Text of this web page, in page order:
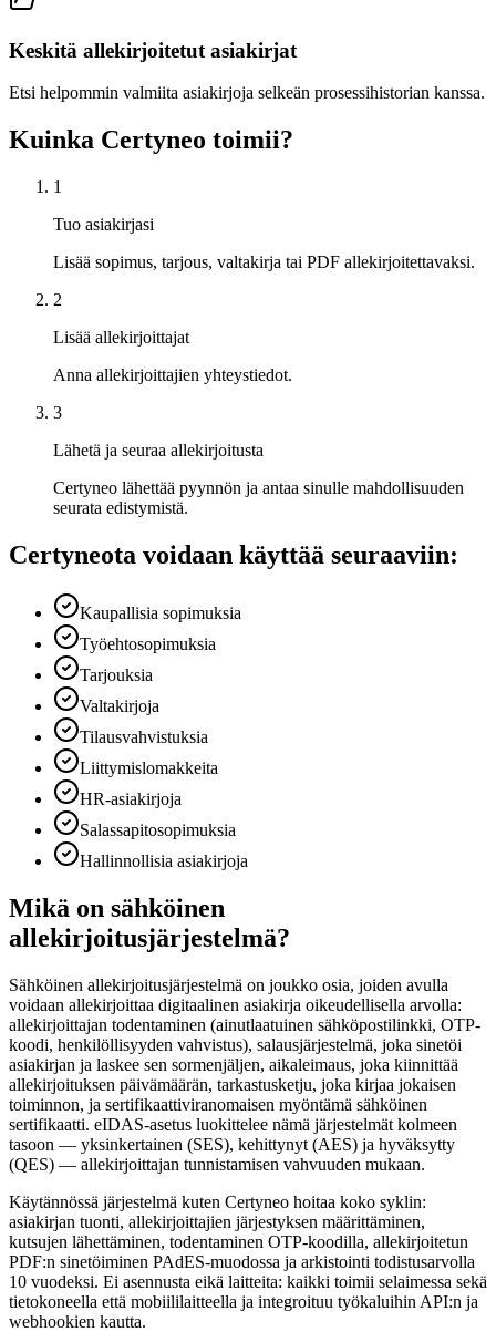
Keskitä allekirjoitetut asiakirjat
Etsi helpommin valmiita asiakirjoja selkeän prosessihistorian kanssa.
Kuinka Certyneo toimii?
1
Tuo asiakirjasi
Lisää sopimus, tarjous, valtakirja tai PDF allekirjoitettavaksi.
2
Lisää allekirjoittajat
Anna allekirjoittajien yhteystiedot.
3
Lähetä ja seuraa allekirjoitusta
Certyneo lähettää pyynnön ja antaa sinulle mahdollisuuden
seurata edistymistä.
Certyneota voidaan käyttää seuraaviin:
Kaupallisia sopimuksia
Työehtosopimuksia
Tarjouksia
Valtakirjoja
Tilausvahvistuksia
Liittymislomakkeita
HR-asiakirjoja
Salassapitosopimuksia
Hallinnollisia asiakirjoja
Mikä on sähköinen
allekirjoitusjärjestelmä?
Sähköinen allekirjoitusjärjestelmä on joukko osia, joiden avulla
voidaan allekirjoittaa digitaalinen asiakirja oikeudellisella arvolla:
allekirjoittajan todentaminen (ainutlaatuinen sähköpostilinkki, OTP-
koodi, henkilöllisyyden vahvistus), salausjärjestelmä, joka sinetöi
asiakirjan ja laskee sen sormenjäljen, aikaleimaus, joka kiinnittää
allekirjoituksen päivämäärän, tarkastusketju, joka kirjaa jokaisen
toiminnon, ja sertifikaattiviranomaisen myöntämä sähköinen
sertifikaatti. eIDAS-asetus luokittelee nämä järjestelmät kolmeen
tasoon — yksinkertainen (SES), kehittynyt (AES) ja hyväksytty
(QES) — allekirjoittajan tunnistamisen vahvuuden mukaan.
Käytännössä järjestelmä kuten Certyneo hoitaa koko syklin:
asiakirjan tuonti, allekirjoittajien järjestyksen määrittäminen,
kutsujen lähettäminen, todentaminen OTP-koodilla, allekirjoitetun
PDF:n sinetöiminen PAdES-muodossa ja arkistointi todistusarvolla
10 vuodeksi. Ei asennusta eikä laitteita: kaikki toimii selaimessa sekä
tietokoneella että mobiililaitteella ja integroituu työkaluihin API:n ja
webhookien kautta.